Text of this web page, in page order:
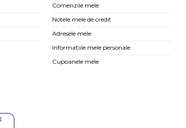
Comenzile mele
Notele mele de credit
Adresele mele
Informaţiile mele personale
Cupoanele mele